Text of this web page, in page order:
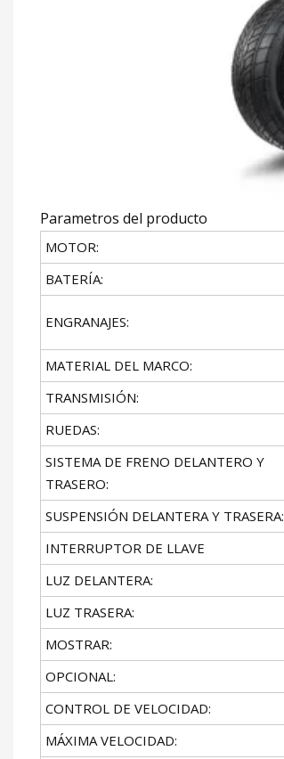
Parametros del producto
MOTOR:
BATERÍA:
ENGRANAJES:
MATERIAL DEL MARCO:
TRANSMISIÓN:
RUEDAS:
SISTEMA DE FRENO DELANTERO Y
TRASERO:
SUSPENSIÓN DELANTERA Y TRASERA:
INTERRUPTOR DE LLAVE
LUZ DELANTERA:
LUZ TRASERA:
MOSTRAR:
OPCIONAL:
CONTROL DE VELOCIDAD:
MÁXIMA VELOCIDAD: